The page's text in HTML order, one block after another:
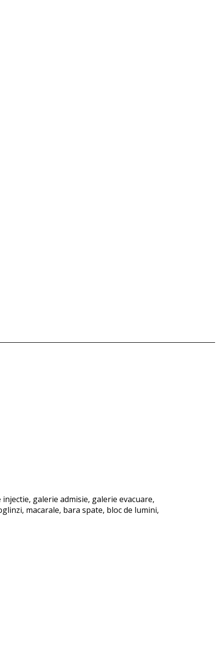
galerie admisie, galerie evacuare,
macarale, bara spate, bloc de lumini,